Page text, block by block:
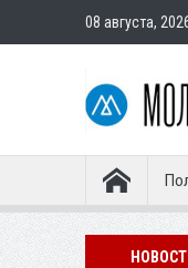
08 августа,
Вынесен